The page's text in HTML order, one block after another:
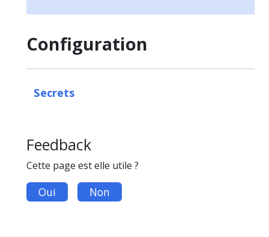
Configuration
Secrets
Feedback
Cette page est elle utile ?
Oui Non